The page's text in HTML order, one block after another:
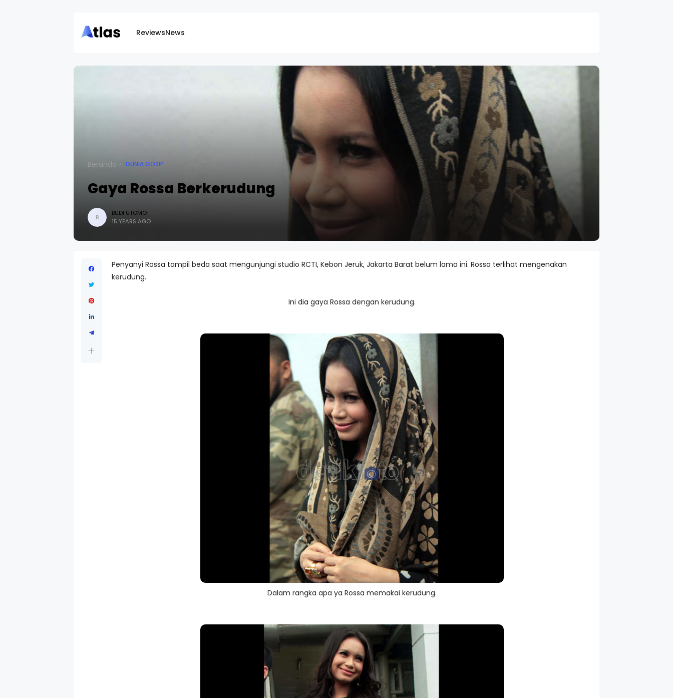
ReviewsNews
Beranda DUNIA GOSIP
Gaya Rossa Berkerudung
B
BUDI UTOMO
15 YEARS AGO
Penyanyi Rossa tampil beda saat mengunjungi studio RCTI, Kebon Jeruk, Jakarta Barat belum lama ini. Rossa terlihat mengenakan
kerudung.
Ini dia gaya Rossa dengan kerudung.
Dalam rangka apa ya Rossa memakai kerudung.